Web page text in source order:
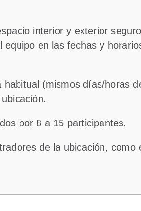
interior y exterior
equipo en las fechas y
(mismos días/horas
por 8 a 15 participantes.
de la ubicación, como